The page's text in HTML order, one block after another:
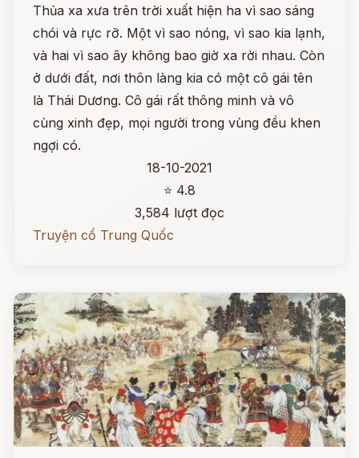
Thủa xa xưa trên trời xuất hiện ha vì sao sáng
chói và rực rỡ. Một vì sao nóng, vì sao kia lạnh,
và hai vì sao ây không bao giờ xa rời nhau. Còn
ở dưới đất, nơi thôn làng kia có một cô gái tên
là Thái Dương. Cô gái rất thông minh và vô
cùng xinh đẹp, mọi người trong vùng đều khen
ngợi có.
18-10-2021
⭐ 4.8
3,584 lượt đọc
Truyện cổ Trung Quốc